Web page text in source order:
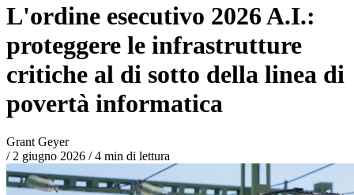
L'ordine esecutivo 2026 A.I.:
proteggere le infrastrutture
critiche al di sotto della linea di
povertà informatica
Grant Geyer
/ 2 giugno 2026 /4 min di lettura